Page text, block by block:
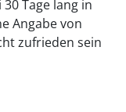
Tage lang in
Angabe von
zufrieden sein